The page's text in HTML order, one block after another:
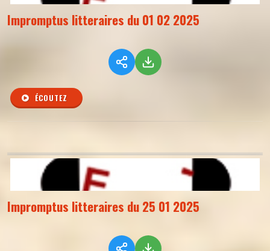
Impromptus litteraires du 01 02 2025
ÉCOUTEZ
Impromptus litteraires du 25 01 2025